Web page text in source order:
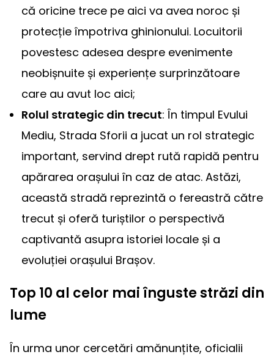
că oricine trece pe aici va avea noroc și
protecție împotriva ghinionului. Locuitorii
povestesc adesea despre evenimente
neobișnuite și experiențe surprinzătoare
care au avut loc aici;
Rolul strategic din trecut: În timpul Evului
Mediu, Strada Sforii a jucat un rol strategic
important, servind drept rută rapidă pentru
apărarea orașului în caz de atac. Astăzi,
această stradă reprezintă o fereastră către
trecut și oferă turiștilor o perspectivă
captivantă asupra istoriei locale și a
evoluției orașului Brașov.
Top 10 al celor mai înguste străzi din
lume
În urma unor cercetări amănunțite, oficialii